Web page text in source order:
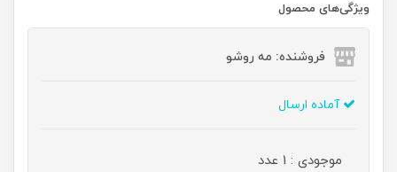
ویژگی‌های محصول
فروشنده: مه رو‌شو
آماده ارسال
موجودی : 1 عدد